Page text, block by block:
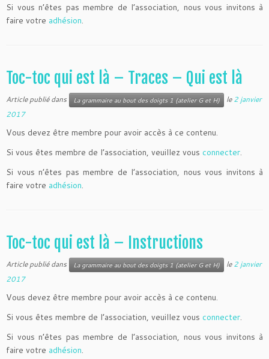
Si vous n’êtes pas membre de l’association, nous vous invitons à
faire votre adhésion.
Toc-toc qui est là – Traces – Qui est là
Article publié dans La grammaire au bout des doigts 1 (atelier G et H) le2 janvier
2017
Vous devez être membre pour avoir accès à ce contenu.
Si vous êtes membre de l’association, veuillez vous connecter.
Si vous n’êtes pas membre de l’association, nous vous invitons à
faire votre adhésion.
Toc-toc qui est là – Instructions
Article publié dans La grammaire au bout des doigts 1 (atelier G et H) le2 janvier
2017
Vous devez être membre pour avoir accès à ce contenu.
Si vous êtes membre de l’association, veuillez vous connecter.
Si vous n’êtes pas membre de l’association, nous vous invitons à
faire votre adhésion.